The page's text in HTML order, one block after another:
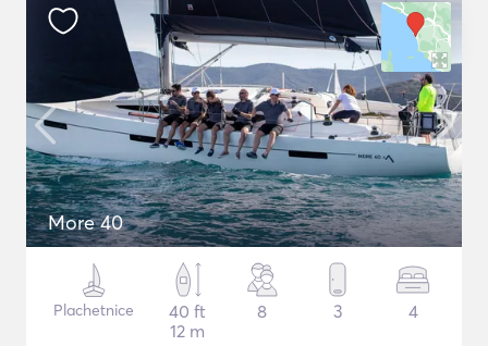
More 40
Plachetnice
40 ft
12 m
8 3 4